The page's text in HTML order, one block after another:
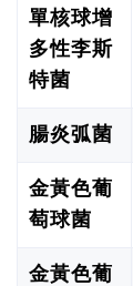
單核球增
多性李斯
特菌
腸炎弧菌
金黃色葡
萄球菌
金黃色葡